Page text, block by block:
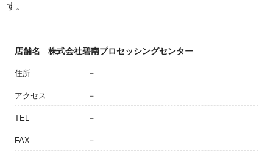
す。
店舗名 株式会社碧南プロセッシングセンター
住所 －
アクセス －
TEL －
FAX －